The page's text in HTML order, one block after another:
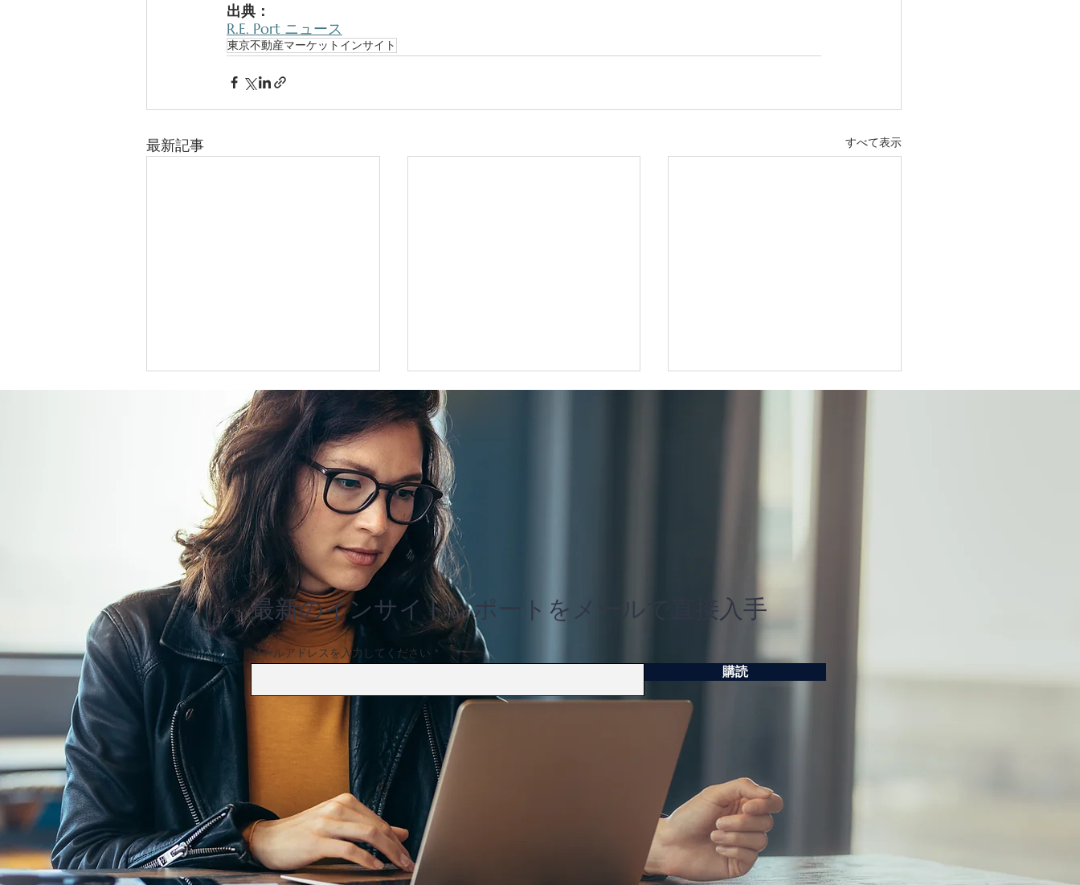
出典：
R.E. Port ニュース
東京不動産マーケットインサイト
最新記事 すべて表示
野村不動産、東京品川区に初
のCo-living（コリビング）型
賃貸住宅をオープン
文京区の大型借地権マンショ
ン「リビオシティ文京小石
川」、今年2月から8,000件
超の購入問い合わせを獲得
最新のインサイトレポートをメールで直接入手
メールアドレスを入力してください
購読